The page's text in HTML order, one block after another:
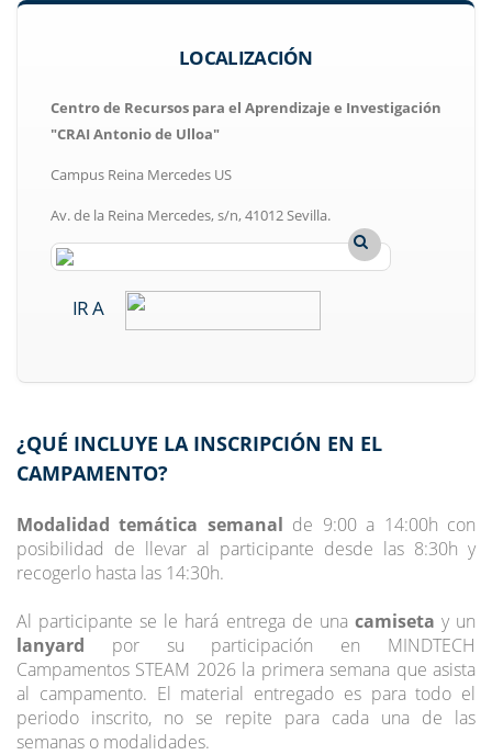
LOCALIZACIÓN
Centro de Recursos para el Aprendizaje e Investigación
"CRAI Antonio de Ulloa"
Campus Reina Mercedes US
Av. de la Reina Mercedes, s/n, 41012 Sevilla.
IR A
¿QUÉ INCLUYE LA INSCRIPCIÓN EN EL
CAMPAMENTO?
Modalidad temática semanal de 9:00 a 14:00h con
posibilidad de llevar al participante desde las 8:30h y
recogerlo hasta las 14:30h.
Al participante se le hará entrega de una camiseta y un
lanyard por su participación en MINDTECH
Campamentos STEAM 2026 la primera semana que asista
al campamento. El material entregado es para todo el
periodo inscrito, no se repite para cada una de las
semanas o modalidades.